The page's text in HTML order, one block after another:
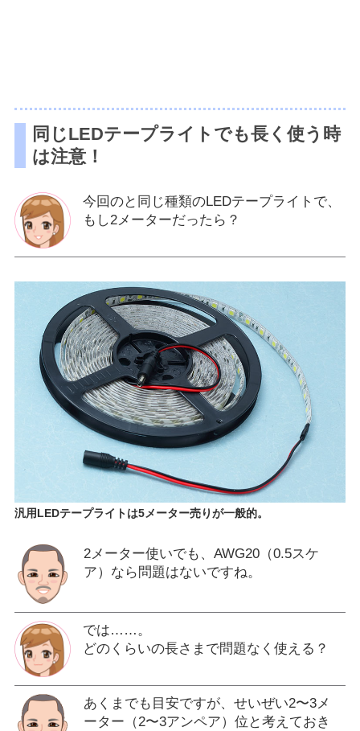
同じLEDテープライトでも長く使う時
は注意！
今回のと同じ種類のLEDテープライトで、
もし2メーターだったら？
汎用LEDテープライトは5メーター売りが一般的。
2メーター使いでも、AWG20（0.5スケ
ア）なら問題はないですね。
では……。
どのくらいの長さまで問題なく使える？
あくまでも目安ですが、せいぜい2〜3メ
ーター（2〜3アンペア）位と考えておき